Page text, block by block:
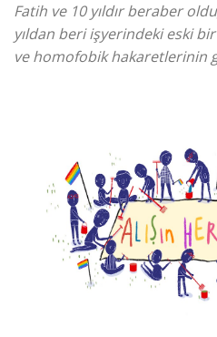
Fatih ve 10 yıldır beraber
yıldan beri işyerindeki eski
ve homofobik hakaretlerinin